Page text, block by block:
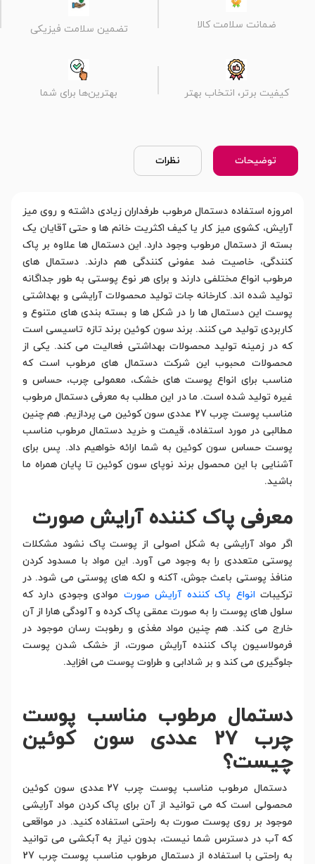
ضمانت سلامت کالا تضمین سلامت فیزیکی
کیفیت برتر، انتخاب بهتر بهترین‌ها برای شما
توضیحات نظرات
امروزه استفاده دستمال مرطوب طرفداران زیادی داشته و روی میز
آرایش، کشوی میز کار یا کیف اکثریت خانم ها و حتی آقایان یک
بسته از دستمال مرطوب وجود دارد. این دستمال ها علاوه بر پاک
کنندگی، خاصیت ضد عفونی کنندگی هم دارند. دستمال های
مرطوب انواع مختلفی دارند و برای هر نوع پوستی به طور جداگانه
تولید شده اند. کارخانه جات تولید محصولات آرایشی و بهداشتی
پوست این دستمال ها را در شکل ها و بسته بندی های متنوع و
کاربردی تولید می کنند. برند سون کوئین برند تازه تاسیسی است
که در زمینه تولید محصولات بهداشتی فعالیت می کند. یکی از
محصولات محبوب این شرکت دستمال های مرطوب است که
مناسب برای انواع پوست های خشک، معمولی چرب، حساس و
غیره تولید شده است. ما در این مطلب به معرفی دستمال مرطوب
مناسب پوست چرب 27 عددی سون کوئین می پردازیم. هم چنین
مطالبی در مورد استفاده، قیمت و خرید دستمال مرطوب مناسب
پوست حساس سون کوئین به شما ارائه خواهیم داد. پس برای
آشنایی با این محصول برند نوپای سون کوئین تا پایان همراه ما
باشید.
معرفی پاک کننده آرایش صورت
اگر مواد آرایشی به شکل اصولی از پوست پاک نشود مشکلات
پوستی متعددی را به وجود می آورد. این مواد با مسدود کردن
منافذ پوستی باعث جوش، آکنه و لکه های پوستی می شود. در
ترکیبات انواع پاک کننده آرایش صورت موادی وجودی دارد که
سلول های پوست را به صورت عمقی پاک کرده و آلودگی هارا از آن
خارج می کند. هم چنین مواد مغذی و رطوبت رسان موجود در
فرمولاسیون پاک کننده آرایش صورت، از خشک شدن پوست
جلوگیری می کند و بر شادابی و طراوت پوست می افزاید.
دستمال مرطوب مناسب پوست
چرب 27 عددی سون کوئین
چیست؟
دستمال مرطوب مناسب پوست چرب 27 عددی سون کوئین
محصولی است که می توانید از آن برای پاک کردن مواد آرایشی
موجود بر روی پوست صورت به راحتی استفاده کنید. در مواقعی
که آب در دسترس شما نیست، بدون نیاز به آبکشی می توانید
به راحتی با استفاده از دستمال مرطوب مناسب پوست چرب 27